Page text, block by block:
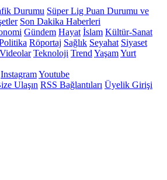
Durumu Süper Lig Puan Durumu ve
Son Dakika Haberleri
Gündem Hayat İslam Kültür-Sanat
Röportaj Sağlık Seyahat Siyaset
Videolar Teknoloji Trend YaşamYurt
InstagramYoutube
Ulaşın RSS Bağlantıları Üyelik Girişi